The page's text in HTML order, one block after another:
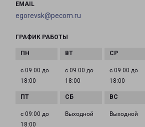
EMAIL
egorevsk@pecom.ru
ГРАФИК РАБОТЫ
с 09:00 до
18:00
с 09:00 до
18:00
с 09:00 до
18:00
с 09:00 до
18:00
Выходной Выходной